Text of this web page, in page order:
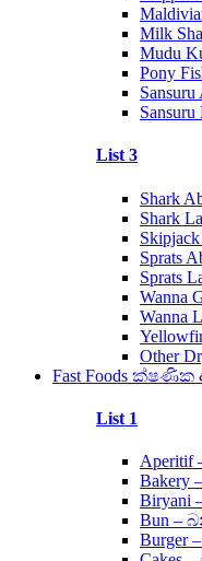
Milk
Mudu
Pony
List 3
Shark
Shark
Sprats
Sprats
Wanna
Wanna
Other
Fast Foods ක්ෂණික
List 1
Bakery
Biryani
Bun –
Burger